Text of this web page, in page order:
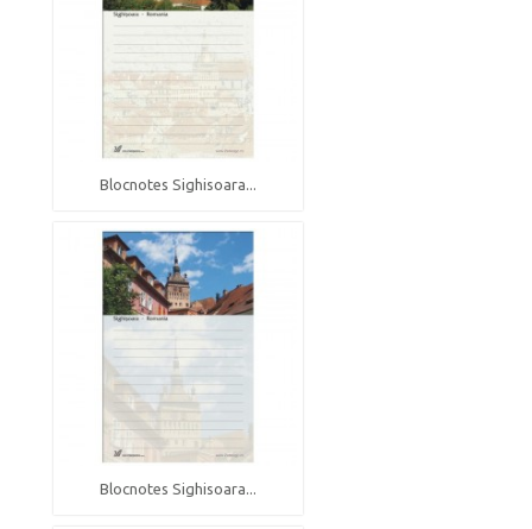
Blocnotes Sighisoara...
Blocnotes Sighisoara...